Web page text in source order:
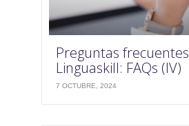
Preguntas frecuentes
Linguaskill: FAQs (IV)
7 OCTUBRE, 2024